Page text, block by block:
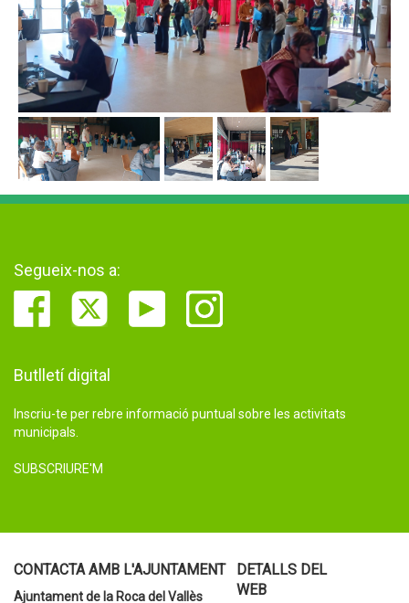
Segueix-nos a:
Butlletí digital
Inscriu-te per rebre informació puntual sobre les activitats
municipals.
SUBSCRIURE'M
CONTACTA AMB L'AJUNTAMENT
Ajuntament de la Roca del Vallès
DETALLS DEL
WEB